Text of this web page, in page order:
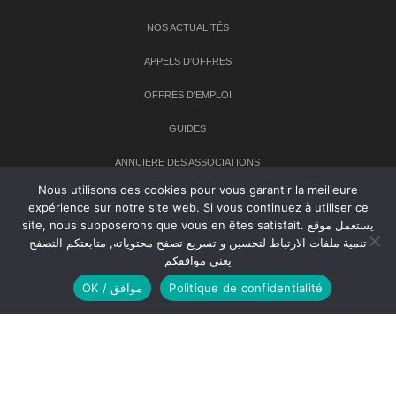
NOS ACTUALITÉS
APPELS D’OFFRES
OFFRES D’EMPLOI
GUIDES
ANNUIERE DES ASSOCIATIONS
Newsletter
Inscrivez-vous à notre newsletter pour recevoir les dernières
nouvelles sur TANMIA
Nous utilisons des cookies pour vous garantir la meilleure
expérience sur notre site web. Si vous continuez à utiliser ce
site, nous supposerons que vous en êtes satisfait. يستعمل موقع
تنمية ملفات الارتباط لتحسين و تسريع تصفح محتوياته, متابعتكم التصفح
يعني موافقكم
OK / موافق
Politique de confidentialité